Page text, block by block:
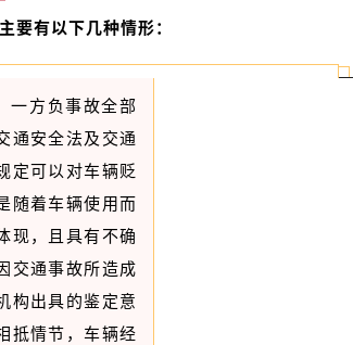
要有以下几种情形：
一方负事故全部
通安全法及交通
定可以对车辆贬
随着车辆使用而
现，且具有不确
交通事故所造成
构出具的鉴定意
抵情节，车辆经